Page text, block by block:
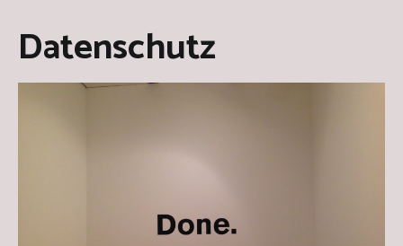
Datenschutz